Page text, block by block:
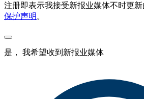
注册即表示我接受新报业媒体不时更新
保护声明 。
是， 我希望收到新报业媒体